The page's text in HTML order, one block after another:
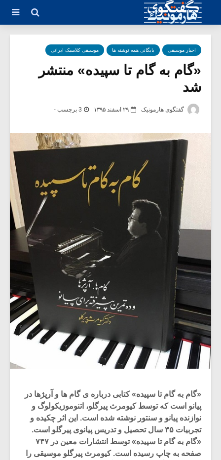
اخبار موسیقی بایگانی همه نوشته ها موسیقی کلاسیک ایرانی
«گام به گام تا سپیده» منتشر
شد
گفتگوی هارمونیک ۲۹ اسفند ۱۳۹۵ 3 برچسب -
«گام به گام تا سپیده» کتابی درباره ی گام ها و آرپژها در
پیانو است که توسط کیومرث پیرگلو، اتنوموزیکولوگ و
نوازنده پیانو و سنتور نوشته شده است. این اثر چکیده و
تجربیات ۳۵ سال تحصیل و تدریس پیانوی پیرگلو است.
«گام به گام تا سپیده» توسط انتشارات معین در ۷۴۷
صفحه به چاپ رسیده است. کیومرث پیرگلو موسیقی را